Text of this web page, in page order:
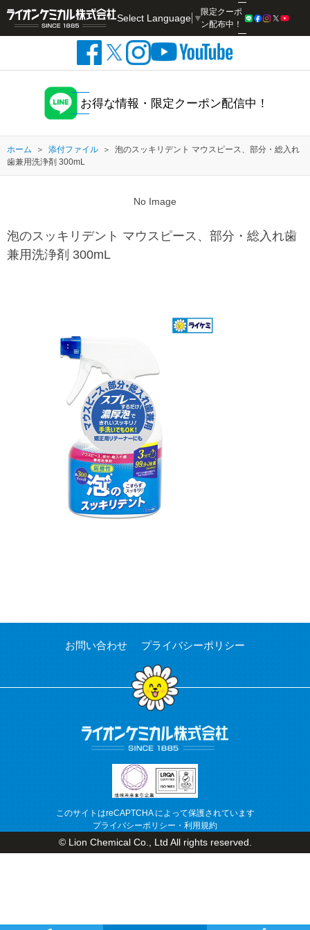
Select Language ▼
限定クーポ
ン配布中！
お得な情報・限定クーポン配信中！
ホーム 添付ファイル
泡のスッキリデント マウスピース、部分・総入れ
歯兼用洗浄剤 300mL
No Image
泡のスッキリデント マウスピース、部分・総入れ歯
兼用洗浄剤 300mL
お問い合わせ プライバシーポリシー
このサイトはreCAPTCHA によって保護されています
プライバシーポリシー ・ 利用規約
© Lion Chemical Co., Ltd All rights reserved.
検索